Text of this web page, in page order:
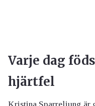
Varje dag
hjärtfel
Kristina Sparreljung är